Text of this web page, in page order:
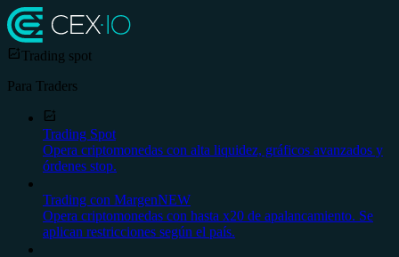
Trading spot
Para Traders
Trading Spot
Opera criptomonedas con alta liquidez, gráficos avanzados y
órdenes stop.
Trading con MargenNEW
Opera criptomonedas con hasta x20 de apalancamiento. Se
aplican restricciones según el país.